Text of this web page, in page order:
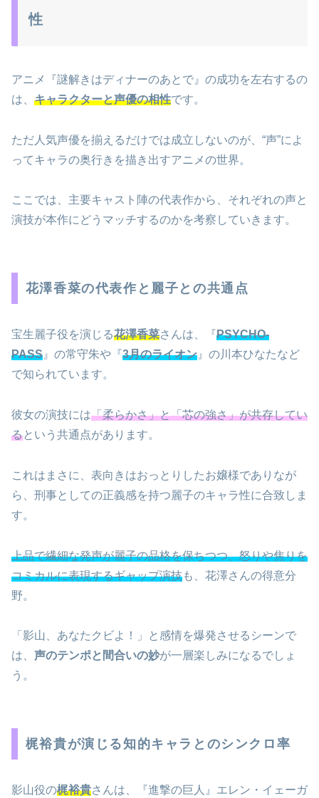
性
アニメ『謎解きはディナーのあとで』の成功を左右するの
は、 キャラクターと声優の相性です。
ただ人気声優を揃えるだけでは成立しないのが、“声”によ
ってキャラの奥行きを描き出すアニメの世界。
ここでは、主要キャスト陣の代表作から、それぞれの声と
演技が本作にどうマッチするのかを考察していきます。
花澤香菜の代表作と麗子との共通点
宝生麗子役を演じる花澤香菜さんは、『PSYCHO-
PASS 』の常守朱や『3月のライオン 』の川本ひなたなど
で知られています。
彼女の演技には「柔らかさ」と「芯の強さ」が共存してい
るという共通点があります。
これはまさに、表向きはおっとりしたお嬢様でありなが
ら、刑事としての正義感を持つ麗子のキャラ性に合致しま
す。
上品で繊細な発声が麗子の品格を保ちつつ、怒りや焦りを
コミカルに表現するギャップ演技も、花澤さんの得意分
野。
「影山、あなたクビよ！」と感情を爆発させるシーンで
は、 声のテンポと間合いの妙が一層楽しみになるでしょ
う。
梶裕貴が演じる知的キャラとのシンクロ率
影山役の梶裕貴さんは、『進撃の巨人』エレン・イェーガ